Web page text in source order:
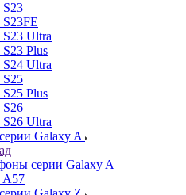
S23
Ultra
Plus
Ultra
S25
Plus
S26
Ultra
Galaxy A
серии Galaxy A
A57